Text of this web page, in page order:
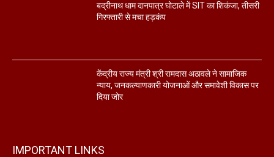
बद्रीनाथ धाम दानपात्र घोटाले में SIT का शिकंजा, तीसरी
गिरफ्तारी से मचा हड़कंप
केंद्रीय राज्य मंत्री श्री रामदास अठावले ने सामाजिक
न्याय, जनकल्याणकारी योजनाओं और समावेशी विकास पर
दिया जोर
IMPORTANT LINKS